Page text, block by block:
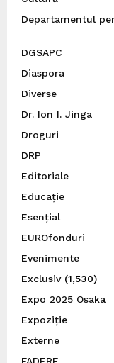
Departamentul
DGSAPC
Diaspora
Diverse
Dr. Ion I. Jinga
Droguri
DRP
Editoriale
Educație
Esențial
EUROfonduri
Evenimente
Exclusiv(1,530)
Expo 2025 Osaka
Expoziție
Externe